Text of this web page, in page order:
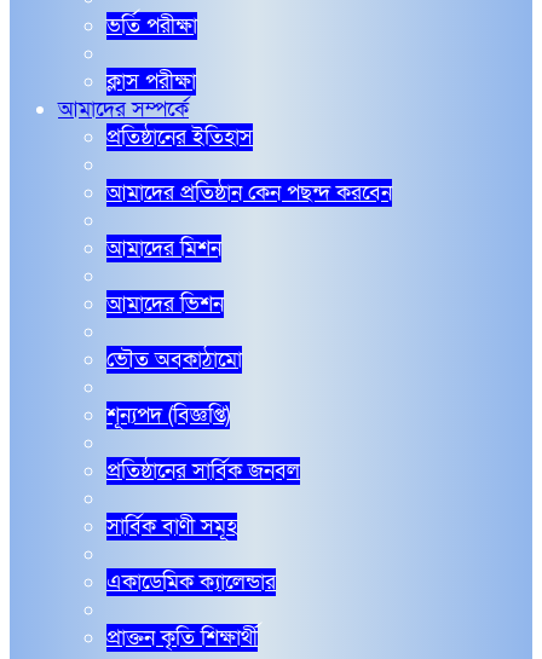
ভর্তি পরীক্ষা
ক্লাস পরীক্ষা
আমাদের সম্পর্কে
প্রতিষ্ঠানের ইতিহাস
আমাদের প্রতিষ্ঠান কেন পছন্দ করবেন
আমাদের মিশন
আমাদের ভিশন
ভৌত অবকাঠামো
শূন্যপদ (বিজ্ঞপ্তি)
প্রতিষ্ঠানের সার্বিক জনবল
সার্বিক বাণী সমূহ
একাডেমিক ক্যালেন্ডার
প্রাক্তন কৃতি শিক্ষার্থী